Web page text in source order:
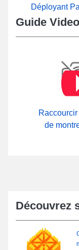
Déployant
Guide Video
de
Découvrez